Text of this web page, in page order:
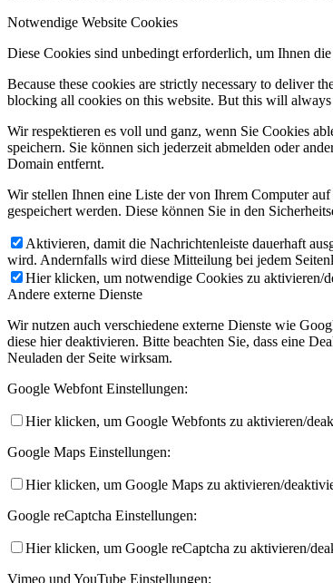
Notwendige Website Cookies
Diese Cookies sind unbedingt erforderlich, um Ihnen
Because these cookies are strictly necessary to deliver
blocking all cookies on this website. But this will
Wir respektieren es voll und ganz, wenn Sie Cookies
speichern. Sie können sich jederzeit abmelden oder
Domain entfernt.
Wir stellen Ihnen eine Liste der von Ihrem Computer
gespeichert werden. Diese können Sie in den
Aktivieren, damit die Nachrichtenleiste dauerhaft
wird. Andernfalls wird diese Mitteilung bei jedem
Hier klicken, um notwendige Cookies zu aktivieren/
Andere externe Dienste
Wir nutzen auch verschiedene externe Dienste wie
diese hier deaktivieren. Bitte beachten Sie, dass eine
Neuladen der Seite wirksam.
Google Webfont Einstellungen:
Hier klicken, um Google Webfonts zu aktivieren/
Google Maps Einstellungen:
Hier klicken, um Google Maps zu aktivieren/
Google reCaptcha Einstellungen:
Hier klicken, um Google reCaptcha zu aktivieren/
Vimeo und YouTube Einstellungen: